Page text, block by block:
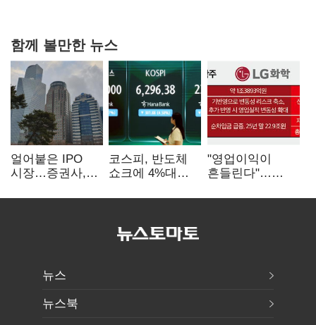
함께 볼만한 뉴스
얼어붙은 IPO
시장…증권사,
전쟁' 기대
코스피, 반도체
쇼크에 4%대
5거래일째 상승
"영업이익이
흔들린다"…
18에 취약
뉴스
뉴스북